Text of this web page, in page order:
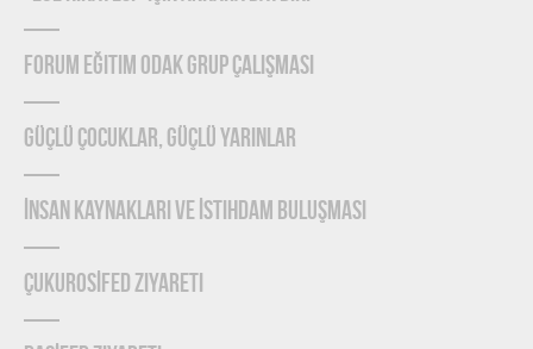
Forum Eğitim Odak Grup Çalışması
Güçlü Çocuklar, Güçlü Yarınlar
İnsan Kaynakları ve İstihdam Buluşması
ÇUKUROSİFED Ziyareti